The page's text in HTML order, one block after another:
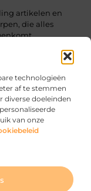
technologieën
af te stemmen
diverse doeleinden
van onze
Ga Naar
artikelen en
die alles